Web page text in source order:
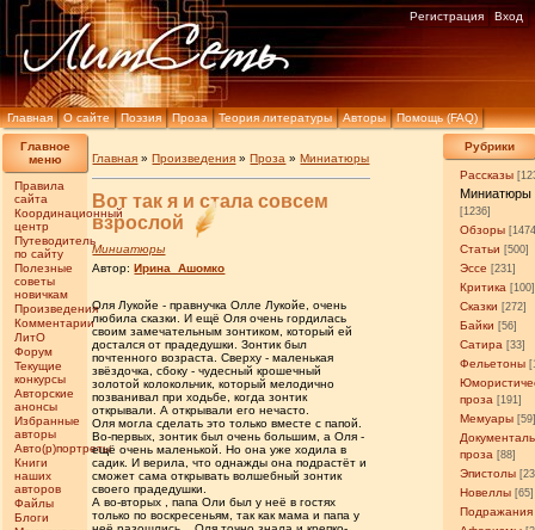
Главная О сайте Поэзия Проза Теория литературы Авторы Помощь (FAQ)
Регистрация Вход
Главное
меню
Правила
сайта
Координационный
центр
Путеводитель
по сайту
Полезные
советы
новичкам
Произведения
Комментарии
ЛитО
Форум
Текущие
конкурсы
Авторские
анонсы
Избранные
авторы
Авто(р)портреты
Книги
наших
авторов
Файлы
Блоги
Рубрики
Рассказы
Миниатюры
[1236]
Обзоры
Статьи [500]
Эссе [231]
Критика [100]
Сказки [272]
Байки [56]
Сатира [33]
Фельетоны
проза [191]
Мемуары
проза [88]
Эпистолы
Новеллы [65]
Подражания
Главная »Произведения »Проза »Миниатюры
Вот так я и стала совсем
взрослой
Миниатюры
Автор:Ирина_Ашомко
Оля Лукойе - правнучка Олле Лукойе, очень
любила сказки. И ещё Оля очень гордилась
своим замечательным зонтиком, который ей
достался от прадедушки. Зонтик был
почтенного возраста. Сверху - маленькая
звёздочка, сбоку - чудесный крошечный
золотой колокольчик, который мелодично
позванивал при ходьбе, когда зонтик
открывали. А открывали его нечасто.
Оля могла сделать это только вместе с папой.
Во-первых, зонтик был очень большим, а Оля -
ещё очень маленькой. Но она уже ходила в
садик. И верила, что однажды она подрастёт и
сможет сама открывать волшебный зонтик
своего прадедушки.
А во-вторых , папа Оли был у неё в гостях
только по воскресеньям, так как мама и папа у